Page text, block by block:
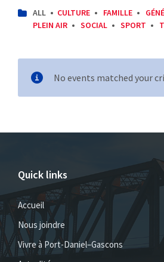
CATEGORIES:
ALL CULTURE FAMILLE
PLEIN AIR
SOCIAL SPORT
No events matched your
Quick links
Accueil
Nous joindre
Vivre à Port-Daniel–Gascons